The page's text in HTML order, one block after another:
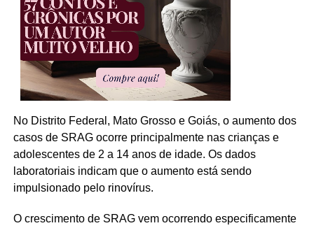
No Distrito Federal, Mato Grosso e Goiás, o aumento dos
casos de SRAG ocorre principalmente nas crianças e
adolescentes de 2 a 14 anos de idade. Os dados
laboratoriais indicam que o aumento está sendo
impulsionado pelo rinovírus.
O crescimento de SRAG vem ocorrendo especificamente